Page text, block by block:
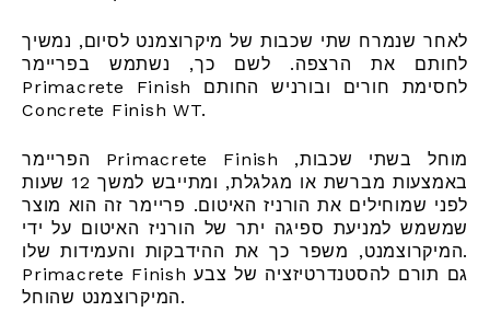
לאחר שנמרח שתי שכבות של מיקרוצמנט לסיום, נמשיך
לחותם את הרצפה. לשם כך, נשתמש בפריימר
Primacrete Finish לחסימת חורים ובורניש החותם
Concrete Finish WT.
הפריימר Primacrete Finish מוחל בשתי שכבות,
באמצעות מברשת או מגלגלת, ומתייבש למשך 12 שעות
לפני שמוחילים את הורניז האיטום. פריימר זה הוא מוצר
שמשמש למניעת ספיגה יתר של הורניז האיטום על ידי
המיקרוצמנט, משפר כך את ההידבקות והעמידות שלו.
Primacrete Finish גם תורם להסטנדרטיזציה של צבע
המיקרוצמנט שהוחל.